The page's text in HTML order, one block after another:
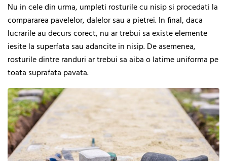
Nu in cele din urma, umpleti rosturile cu nisip si procedati la
compararea pavelelor, dalelor sau a pietrei. In final, daca
lucrarile au decurs corect, nu ar trebui sa existe elemente
iesite la superfata sau adancite in nisip. De asemenea,
rosturile dintre randuri ar trebui sa aiba o latime uniforma pe
toata suprafata pavata.